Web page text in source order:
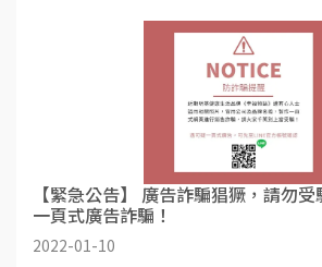
【緊急公告】 廣告詐騙猖獗，請勿
一頁式廣告詐騙！
2022-01-10